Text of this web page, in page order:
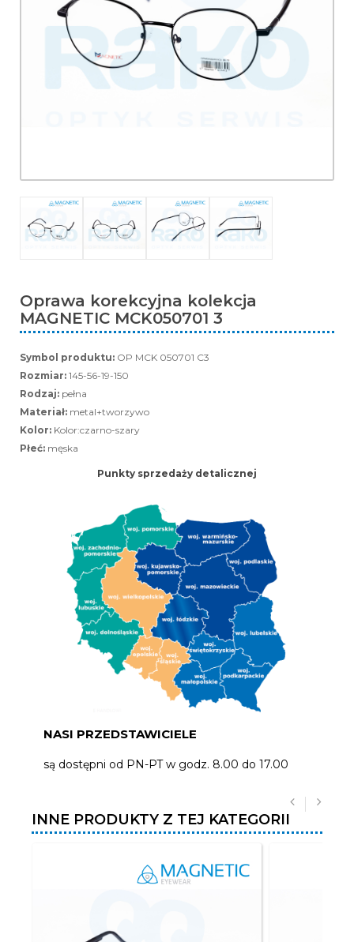
Oprawa korekcyjna kolekcja
MAGNETIC MCK050701 3
Symbol produktu: OP MCK 050701 C3
Rozmiar: 145-56-19-150
Rodzaj: pełna
Materiał: metal+tworzywo
Kolor: Kolor:czarno-szary
Płeć: męska
Punkty sprzedaży detalicznej
NASI PRZEDSTAWICIELE
są dostępni od PN-PT w godz. 8.00 do 17.00
INNE PRODUKTY Z TEJ KATEGORII